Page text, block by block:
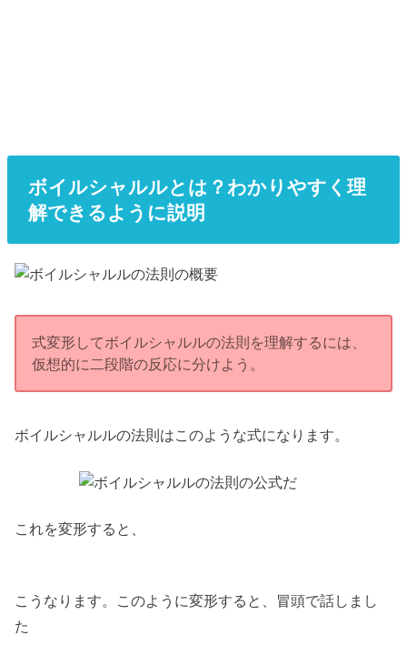
ボイルシャルルとは？わかりやすく理
解できるように説明
式変形してボイルシャルルの法則を理解するには、
仮想的に二段階の反応に分けよう。
ボイルシャルルの法則はこのような式になります。
これを変形すると、
こうなります。このように変形すると、冒頭で話しまし
た